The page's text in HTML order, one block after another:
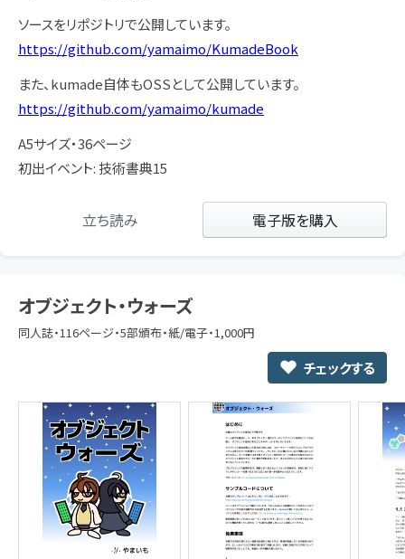
ソースをリポジトリで公開しています。
https://github.com/yamaimo/KumadeBook
また、kumade自体もOSSとして公開しています。
https://github.com/yamaimo/kumade
A5サイズ・36ページ
初出イベント: 技術書典15
立ち読み 電子版を購入
オブジェクト・ウォーズ
同人誌・116ページ・5部頒布・紙/電子・1,000円
チェックする